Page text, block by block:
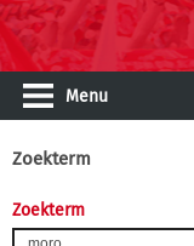
Menu
Zoekterm
Zoekterm